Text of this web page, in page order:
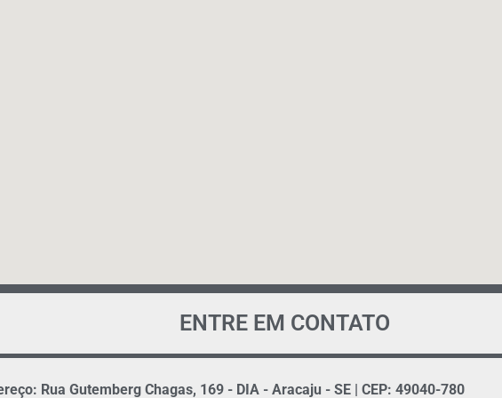
ENTRE EM CONTATO
Rua Gutemberg Chagas, 169 - DIA - Aracaju - SE | CEP: 49040-780